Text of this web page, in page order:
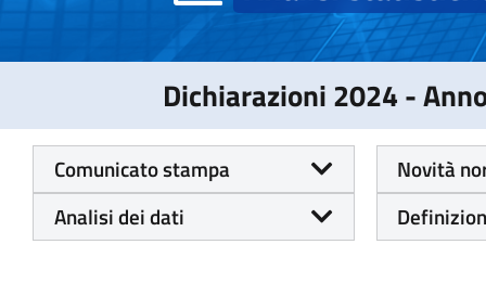
Dichiarazioni 2024 -
Comunicato stampa
Novità
Analisi dei dati